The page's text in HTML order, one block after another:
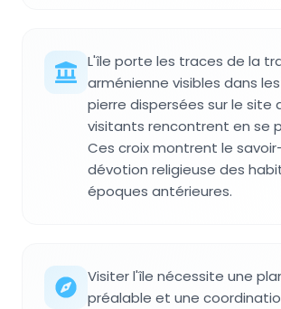
L'île porte les traces de la
arménienne visibles dans
pierre dispersées sur le site
visitants rencontrent en se
Ces croix montrent le
dévotion religieuse des
époques antérieures.
Visiter l'île nécessite une
préalable et une